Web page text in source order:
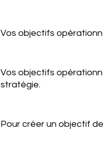
Vos objectifs
Vos objectifs
stratégie.
Pour créer un objectif